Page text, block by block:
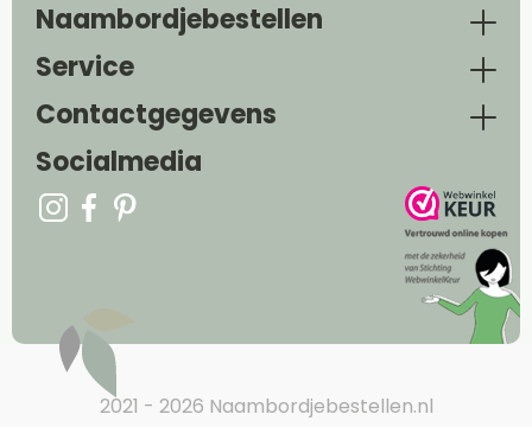
Naambordjebestellen
Service
Contactgegevens
Socialmedia
2021 - 2026 Naambordjebestellen.nl